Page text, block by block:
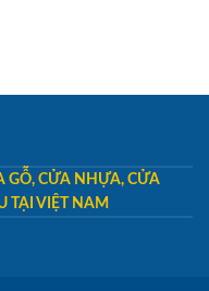
GỖ, CỬA NHỰA, CỬA
TẠI VIỆT NAM